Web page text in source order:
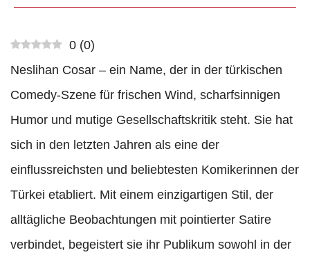
0 (0)
Neslihan Cosar – ein Name, der in der türkischen
Comedy-Szene für frischen Wind, scharfsinnigen
Humor und mutige Gesellschaftskritik steht. Sie hat
sich in den letzten Jahren als eine der
einflussreichsten und beliebtesten Komikerinnen der
Türkei etabliert. Mit einem einzigartigen Stil, der
alltägliche Beobachtungen mit pointierter Satire
verbindet, begeistert sie ihr Publikum sowohl in der